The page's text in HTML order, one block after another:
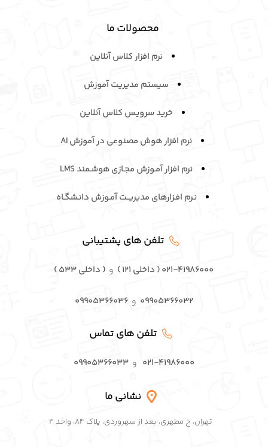
محصولات ما
نرم افزار کلاس آنلاین
سیستم مدیریت آموزش
خرید سرویـس کلاس آنلاین
نرم افزار هوش مصنوعی در آموزش AI
نرم افزار آمـوزش مجـازی هوشـمند LMS
نـرم افـزارهای مدیریــت آمـوزش دانـشگـاه
تلفن های پشتیبانی
۰۲۱-۴۱۹۸۶۰۰۰ ( داخلی ۱۲۱ ) و ( داخلی ۵۳۳ )
۰۹۹۰۵۳۶۶۰۳۲ و۰۹۹۰۵۳۶۶۰۳۶
تلفن های تماس
۰۲۱-۴۱۹۸۶۰۰۰ و۰۹۹۰۵۳۶۶۰۳۳
نشانی ما
تهران، خ مطهری، بعد از سهروردی، پلاک ۸۴، واحد ۴